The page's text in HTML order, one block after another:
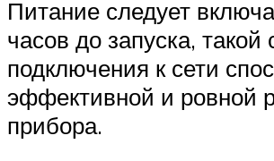
Питание следует
часов до запуска, такой
подключения к сети
эффективной и ровной
прибора.